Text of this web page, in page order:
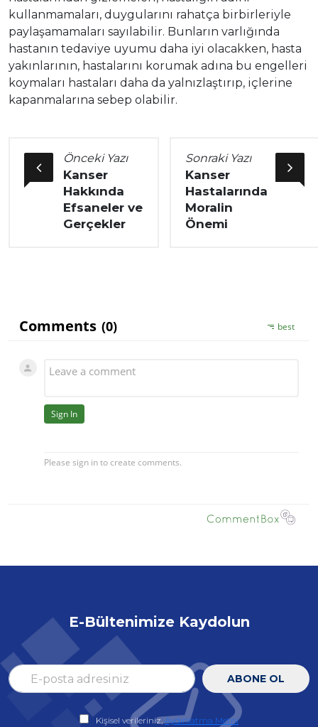
kullanmamaları, duygularını rahatça birbirleriyle
paylaşamamaları sayılabilir. Bunların varlığında
hastanın tedaviye uyumu daha iyi olacakken, hasta
yakınlarının, hastalarını korumak adına bu engelleri
koymaları hastaları daha da yalnızlaştırıp, içlerine
kapanmalarına sebep olabilir.
Önceki Yazı
Kanser
Hakkında
Efsaneler ve
Gerçekler
Sonraki Yazı
Kanser
Hastalarında
Moralin
Önemi
E-Bültenimize Kaydolun
ABONE OL
Kişisel verileriniz, Aydınlatma Metni